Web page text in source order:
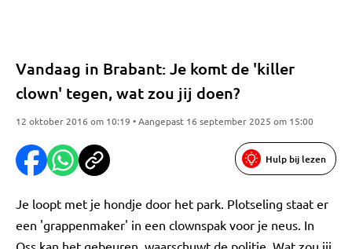
Vandaag in Brabant: Je komt de 'killer
clown' tegen, wat zou jij doen?
12 oktober 2016 om 10:19 • Aangepast 16 september 2025 om 15:00
Hulp bij lezen
Je loopt met je hondje door het park. Plotseling staat er
een 'grappenmaker' in een clownspak voor je neus. In
Oss kan het gebeuren, waarschuwt de politie. Wat zou jij